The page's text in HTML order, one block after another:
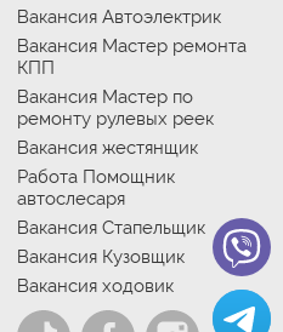
Вакансия Автоэлектрик
Вакансия Мастер ремонта
КПП
Вакансия Мастер по
ремонту рулевых реек
Вакансия жестянщик
Работа Помощник
автослесаря
Вакансия Стапельщик
Вакансия Кузовщик
Вакансия ходовик